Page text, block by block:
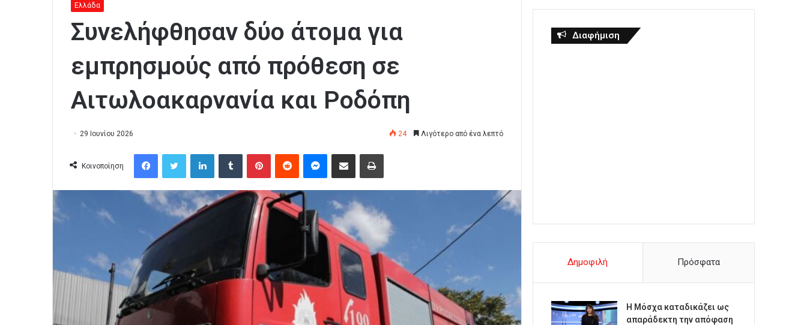
Ελλάδα
Συνελήφθησαν δύο άτομα για
εμπρησμούς από πρόθεση σε
Αιτωλοακαρνανία και Ροδόπη
29 Ιουνίου 2026 24 Λιγότερο από ένα λεπτό
Κοινοποίηση
Διαφήμιση
Δημοφιλή Πρόσφατα
Η Μόσχα καταδικάζει ως
απαράδεκτη την απόφαση